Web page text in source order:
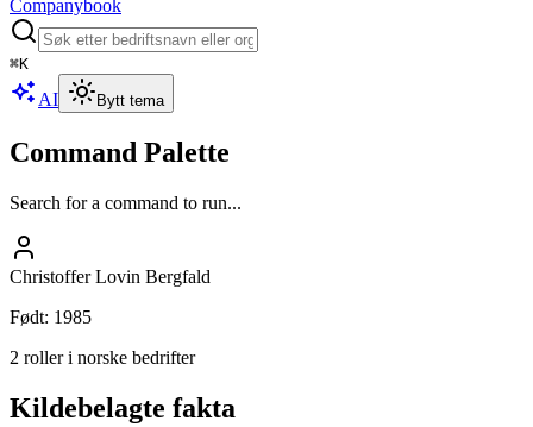
Companybook
⌘K
AI Bytt tema
Command Palette
Search for a command to run...
Christoffer Lovin Bergfald
Født: 1985
2 roller i norske bedrifter
Kildebelagte fakta